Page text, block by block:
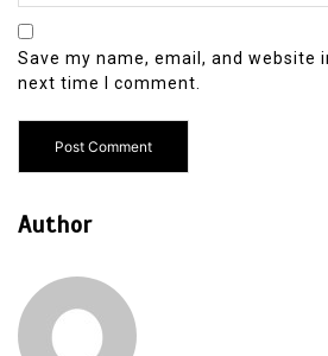
Save my name, email, and website
next time I comment.
Author